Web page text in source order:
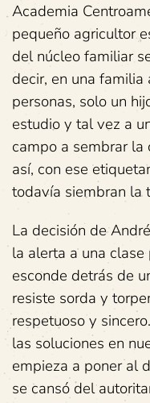
Academia
pequeño agricultor
del núcleo familiar
decir, en una
personas, solo un
estudio y tal vez a
campo a sembrar la
así, con ese
todavía siembran la
La decisión de
la alerta a una
esconde detrás de
resiste sorda y
respetuoso y
las soluciones en
empieza a poner al
se cansó del